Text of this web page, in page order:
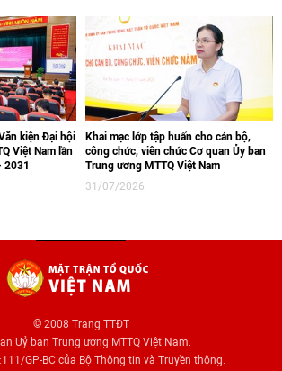
kiện Đại hội
Việt Nam lần
2031
Khai mạc lớp tập huấn cho cán bộ,
công chức, viên chức Cơ quan Ủy ban
Trung ương MTTQ Việt Nam
31/07/2026
© 2008 Trang TTĐT
Uỷ ban Trung ương MTTQ Việt Nam.
GP-BC của Bộ Thông tin và Truyền thông.